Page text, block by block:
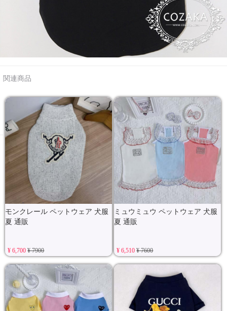
関連商品
モンクレール ペットウェア 犬服
夏 通販
¥ 6,700¥ 7900
ミュウミュウ ペットウェア 犬服
夏 通販
¥ 6,510¥ 7600